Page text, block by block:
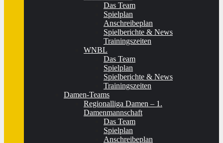
Das Team
Spielplan
Anschreibeplan
Spielberichte & News
Trainingszeiten
WNBL
Das Team
Spielplan
Spielberichte & News
Trainingszeiten
Damen-Teams
Regionalliga Damen – 1.
Damenmannschaft
Das Team
Spielplan
Anschreibeplan